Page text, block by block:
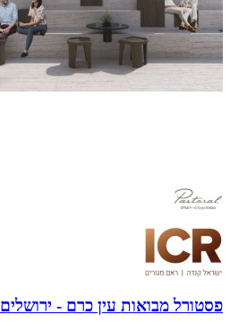
פסטורל מבואות עין כרם - ירושלים